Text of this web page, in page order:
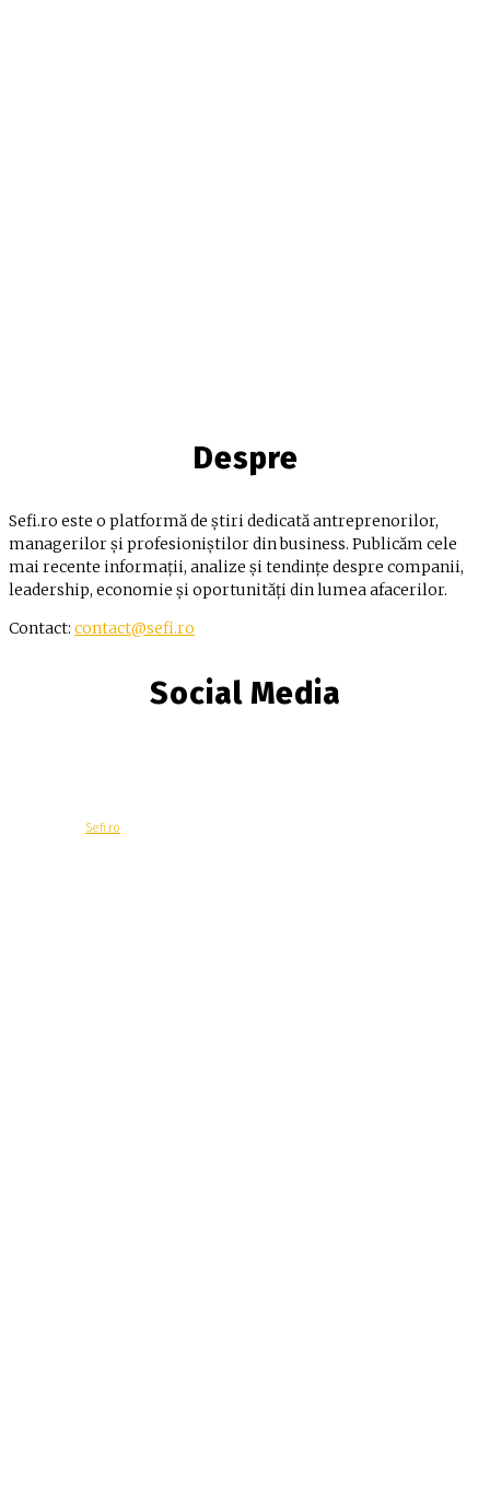
Despre
Sefi.ro este o platformă de știri dedicată antreprenorilor,
managerilor și profesioniștilor din business. Publicăm cele
mai recente informații, analize și tendințe despre companii,
leadership, economie și oportunități din lumea afacerilor.
Contact: contact@sefi.ro
Social Media
Sefi.ro